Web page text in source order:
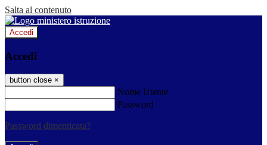
Salta al contenuto
Accedi
Accedi
button close ×
Nome Utente
Password
Password dimenticata?